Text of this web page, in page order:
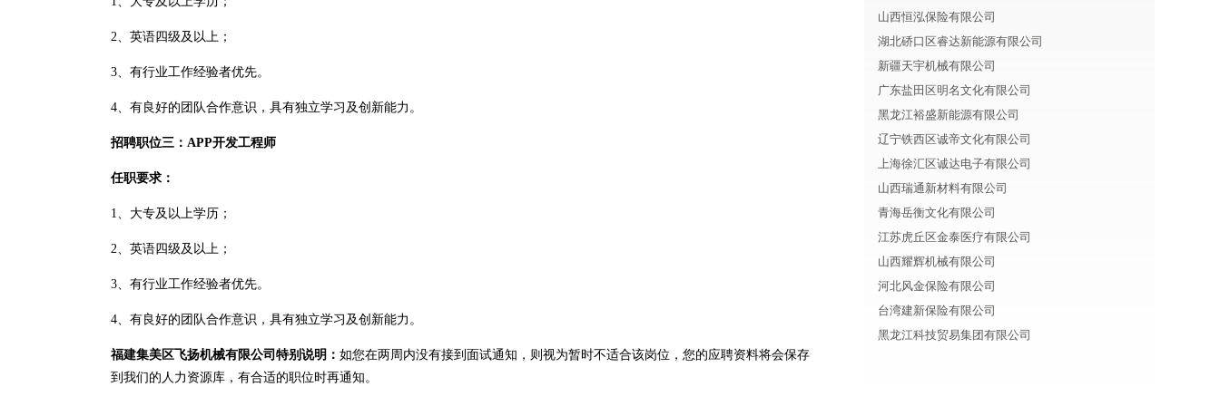
2、英语四级及以上；
3、有行业工作经验者优先。
4、有良好的团队合作意识，具有独立学习及创新能力。
招聘职位三：APP开发工程师
任职要求：
1、大专及以上学历；
2、英语四级及以上；
3、有行业工作经验者优先。
4、有良好的团队合作意识，具有独立学习及创新能力。
福建集美区飞扬机械有限公司特别说明： 如您在两周内没有接到面试通知，则视为暂时不适合该岗位，您的应聘资料将会保存
到我们的人力资源库，有合适的职位时再通知。
山西恒泓保险有限公司
湖北硚口区睿达新能源有限公司
新疆天宇机械有限公司
广东盐田区明名文化有限公司
黑龙江裕盛新能源有限公司
辽宁铁西区诚帝文化有限公司
上海徐汇区诚达电子有限公司
山西瑞通新材料有限公司
青海岳衡文化有限公司
江苏虎丘区金泰医疗有限公司
山西耀辉机械有限公司
河北风金保险有限公司
台湾建新保险有限公司
黑龙江科技贸易集团有限公司